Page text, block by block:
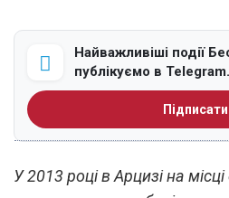
Найважливіші події
публікуємо в
У 2013 році в Арцизі на